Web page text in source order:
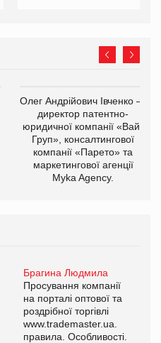
Олег Андрійович Івченко —
директор патентно-
юридичної компанії «Вайз
Груп», консалтингової
компанії «Парето» та
маркетингової агенції
Myka Agency.
Брагина Людмила
Просування компанії
на порталі оптової та
роздрібної торгівлі
www.trademaster.ua.
правила. Особливості.